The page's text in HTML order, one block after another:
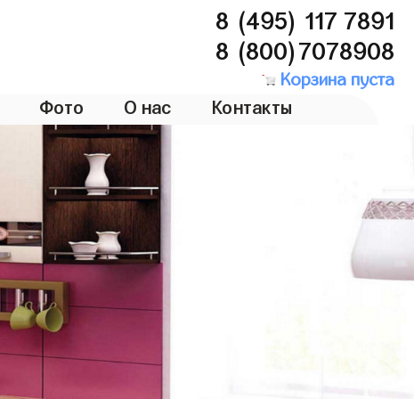
8 (495) 117 7891
8 (800)7078908
Корзина пуста
Фото О нас Контакты